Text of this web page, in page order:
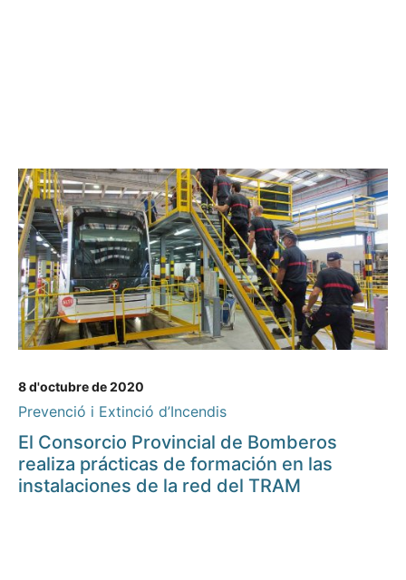
8 d'octubre de 2020
Prevenció i Extinció d’Incendis
El Consorcio Provincial de Bomberos
realiza prácticas de formación en las
instalaciones de la red del TRAM